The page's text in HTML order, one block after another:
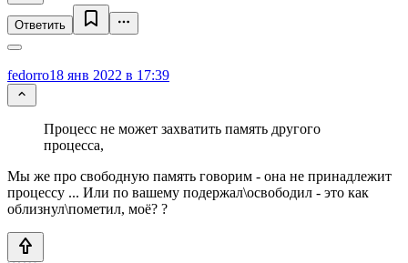
Ответить
fedorro18 янв 2022 в 17:39
Процесс не может захватить память другого
процесса,
Мы же про свободную память говорим - она не принадлежит
процессу ... Или по вашему подержал\освободил - это как
облизнул\пометил, моё? ?